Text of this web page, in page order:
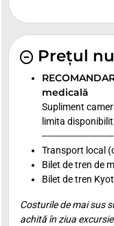
Prețul
medicală
Supliment
limita
Transport local
Bilet de tren de
Bilet de tren
Costurile de mai sus
achită în ziua